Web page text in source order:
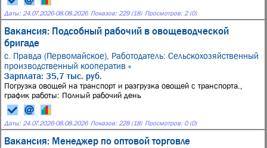
Даты: 24.07.2026-08.08.2026 Показов: 229 (18) Просмотров: 2 (0)
Вакансия: Подсобный рабочий в овощеводческой
бригаде
с. Правда (Первомайское), Работодатель: Сельскохозяйственный
производственный кооператив «
Зарплата: 35,7 тыс. руб.
Погрузка овощей на транспорт и разгрузка овощей с транспорта.,
график работы: Полный рабочий день
Даты: 24.07.2026-08.08.2026 Показов: 228 (18) Просмотров: 0 (0)
Вакансия: Менеджер по оптовой торговле